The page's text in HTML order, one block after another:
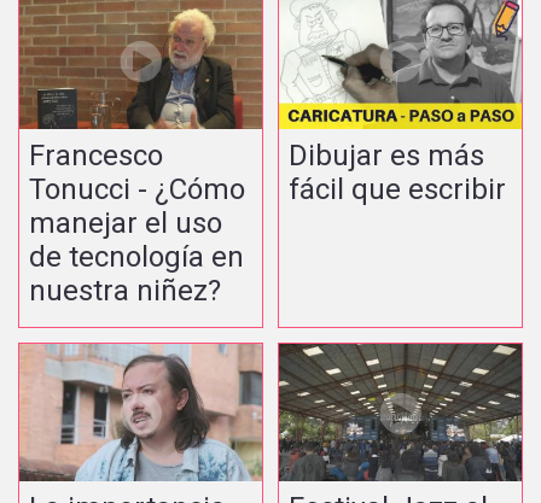
Francesco
Tonucci - ¿Cómo
manejar el uso
de tecnología en
nuestra niñez?
Dibujar es más
fácil que escribir